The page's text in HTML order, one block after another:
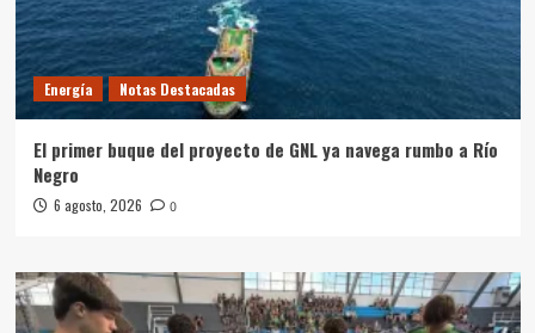
Energía Notas Destacadas
El primer buque del proyecto de GNL ya navega rumbo a Río
Negro
6 agosto, 2026 0